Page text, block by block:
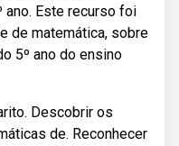
ano. Este recurso foi
de matemática, sobre
5º ano do ensino
Descobrir os
de. Reconhecer